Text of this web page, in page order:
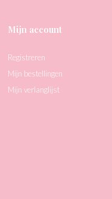
Mijn account
Registreren
Mijn bestellingen
Mijn verlanglijst